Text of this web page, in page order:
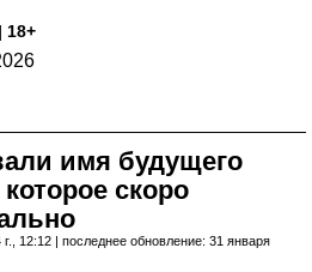
18+
имя будущего
скоро
12:12 | последнее обновление: 31 января